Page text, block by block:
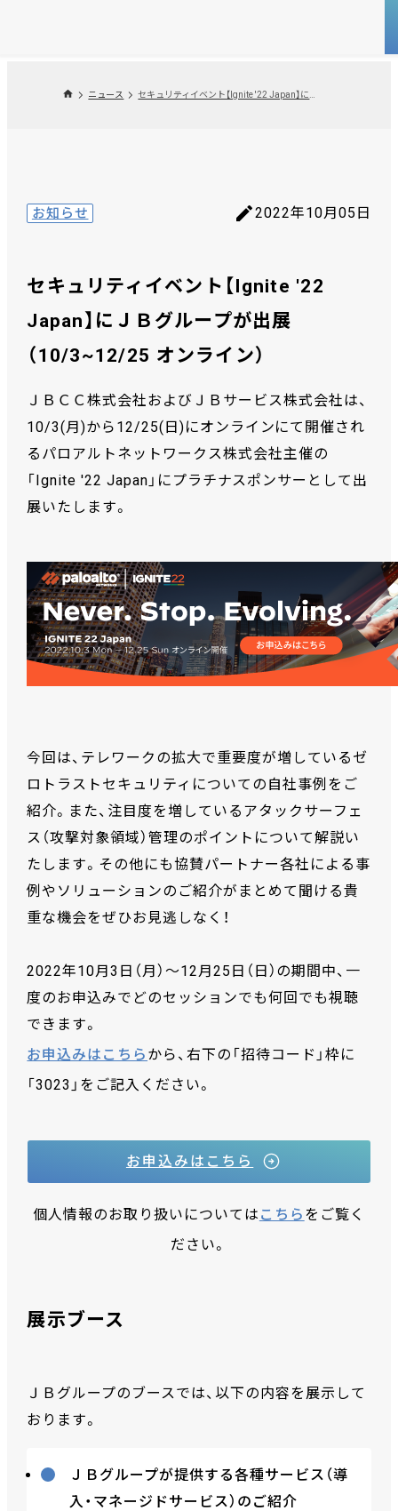
ニュース
お知らせ 2022年10月05日
セキュリティイベント【Ignite '22
Japan】にＪＢグループが出展
（10/3~12/25 オンライン）
ＪＢＣＣ株式会社およびＪＢサービス株式会社は、
10/3(月)から12/25(日)にオンラインにて開催され
るパロアルトネットワークス株式会社主催の
「Ignite '22 Japan」にプラチナスポンサーとして出
展いたします。
今回は、テレワークの拡大で重要度が増しているゼ
ロトラストセキュリティについての自社事例をご
紹介。また、注目度を増しているアタックサーフェ
ス（攻撃対象領域）管理のポイントについて解説い
たします。その他にも協賛パートナー各社による事
例やソリューションのご紹介がまとめて聞ける貴
重な機会をぜひお見逃しなく！
2022年10月3日（月）～12月25日（日）の期間中、一
度のお申込みでどのセッションでも何回でも視聴
できます。
お申込みはこちら から、右下の「招待コード」枠に
「3023」をご記入ください。
お申込みはこちら
個人情報のお取り扱いについては こちら をご覧く
ださい。
展示ブース
ＪＢグループのブースでは、以下の内容を展示して
おります。
ＪＢグループが提供する各種サービス（導
入・マネージドサービス）のご紹介